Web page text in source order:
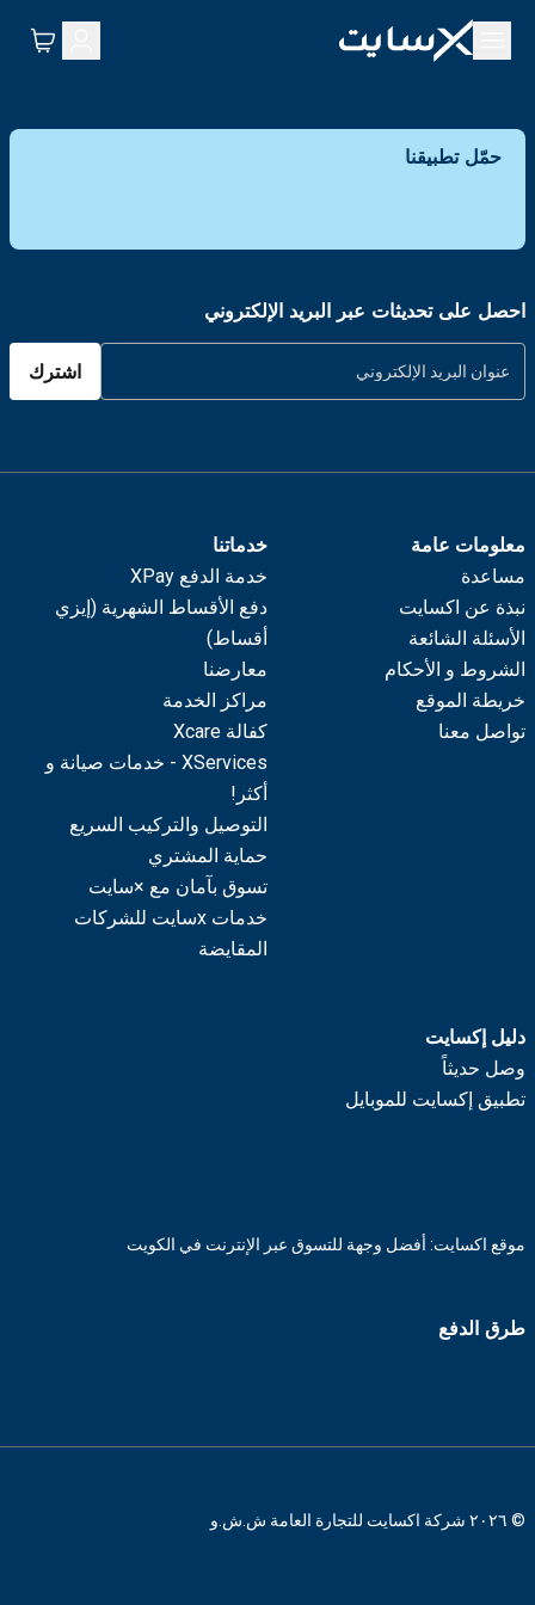
حمّل تطبيقنا
احصل على تحديثات عبر البريد الإلكتروني
اشترك
معلومات عامة
مساعدة
نبذة عن اكسايت
الأسئلة الشائعة
الشروط و الأحكام
خريطة الموقع
تواصل معنا
خدماتنا
خدمة الدفع XPay
دفع الأقساط الشهرية (إيزي
أقساط)
معارضنا
مراكز الخدمة
كفالة Xcare
XServices - خدمات صيانة و
أكثر!
التوصيل والتركيب السريع
حماية المشتري
تسوق بآمان مع ×سايت
خدمات xسايت للشركات
المقايضة
دليل إكسايت
وصل حديثاً
تطبيق إكسايت للموبايل
موقع اكسايت: أفضل وجهة للتسوق عبر الإنترنت في الكويت
طرق الدفع
© ٢٠٢٦ شركة اكسايت للتجارة العامة ش.ش.و